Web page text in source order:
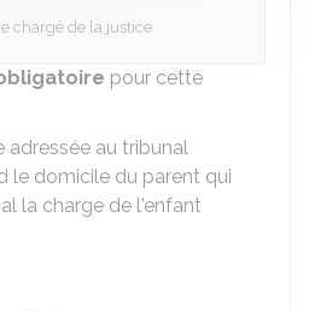
chargé de la justice
pour cette
au tribunal
le domicile du parent qui
la charge de l'enfant